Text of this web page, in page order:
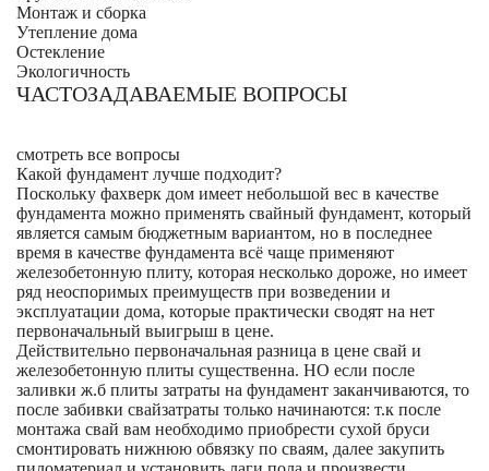
Монтаж и сборка
Утепление дома
Остекление
Экологичность
ЧАСТОЗАДАВАЕМЫЕ ВОПРОСЫ
смотреть все вопросы
Какой фундамент лучше подходит?
Поскольку фахверк дом имеет небольшой вес в качестве
фундамента можно применять свайный фундамент, который
является самым бюджетным вариантом, но в последнее
время в качестве фундамента всё чаще применяют
железобетонную плиту, которая несколько дороже, но имеет
ряд неоспоримых преимуществ при возведении и
эксплуатации дома, которые практически сводят на нет
первоначальный выигрыш в цене.
Действительно первоначальная разница в цене свай и
железобетонную плиты существенна. НО если после
заливки ж.б плиты затраты на фундамент заканчиваются, то
после забивки свайзатраты только начинаются: т.к после
монтажа свай вам необходимо приобрести сухой бруси
смонтировать нижнюю обвязку по сваям, далее закупить